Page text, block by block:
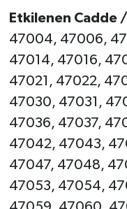
Etkilenen Cadde
47004, 47006,
47014, 47016,
47021, 47022,
47030, 47031,
47036, 47037,
47042, 47043,
47047, 47048,
47053, 47054,